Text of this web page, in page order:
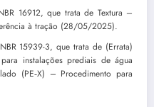
16912, que trata de Textura –
à tração (28/05/2025).
15939-3, que trata de (Errata)
instalações prediais de água
(PE‑X) – Procedimento para